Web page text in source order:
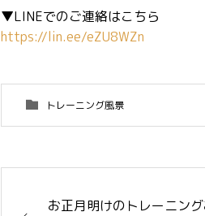
▼LINEでのご連絡はこちら
https://lin.ee/eZU8WZn
トレーニング風景
お正月明けのトレーニン